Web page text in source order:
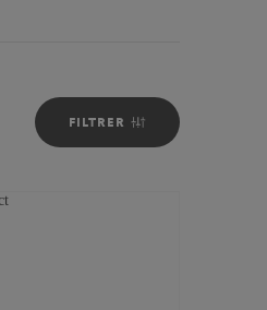
FILTRER